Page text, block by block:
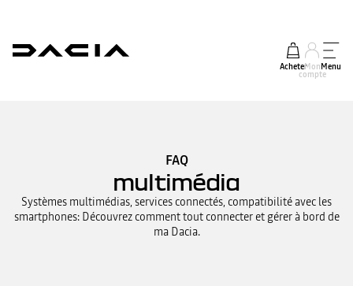
AcheterMon
compte
Menu
FAQ
multimédia
Systèmes multimédias, services connectés, compatibilité avec les
smartphones: Découvrez comment tout connecter et gérer à bord de
ma Dacia.